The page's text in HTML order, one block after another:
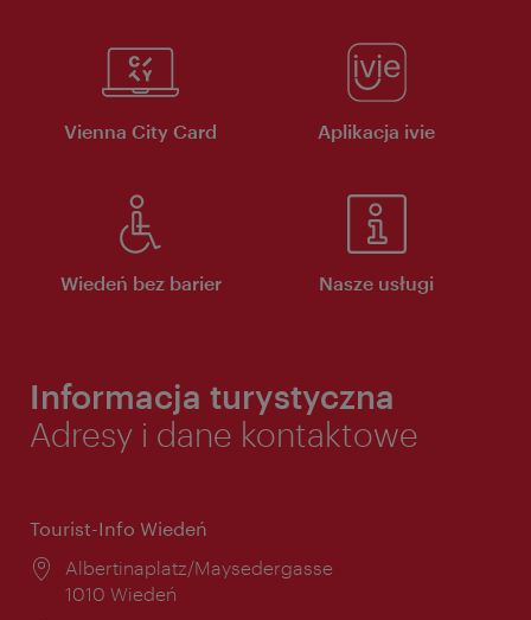
Vienna City Card Aplikacja ivie
Wiedeń bez barier Nasze usługi
Informacja turystyczna
Adresy i dane kontaktowe
Tourist-Info Wiedeń
Miejsce:
Albertinaplatz/Maysedergasse
1010 Wiedeń